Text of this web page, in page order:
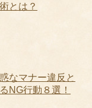
とは？
なマナー違反と
NG行動８選！